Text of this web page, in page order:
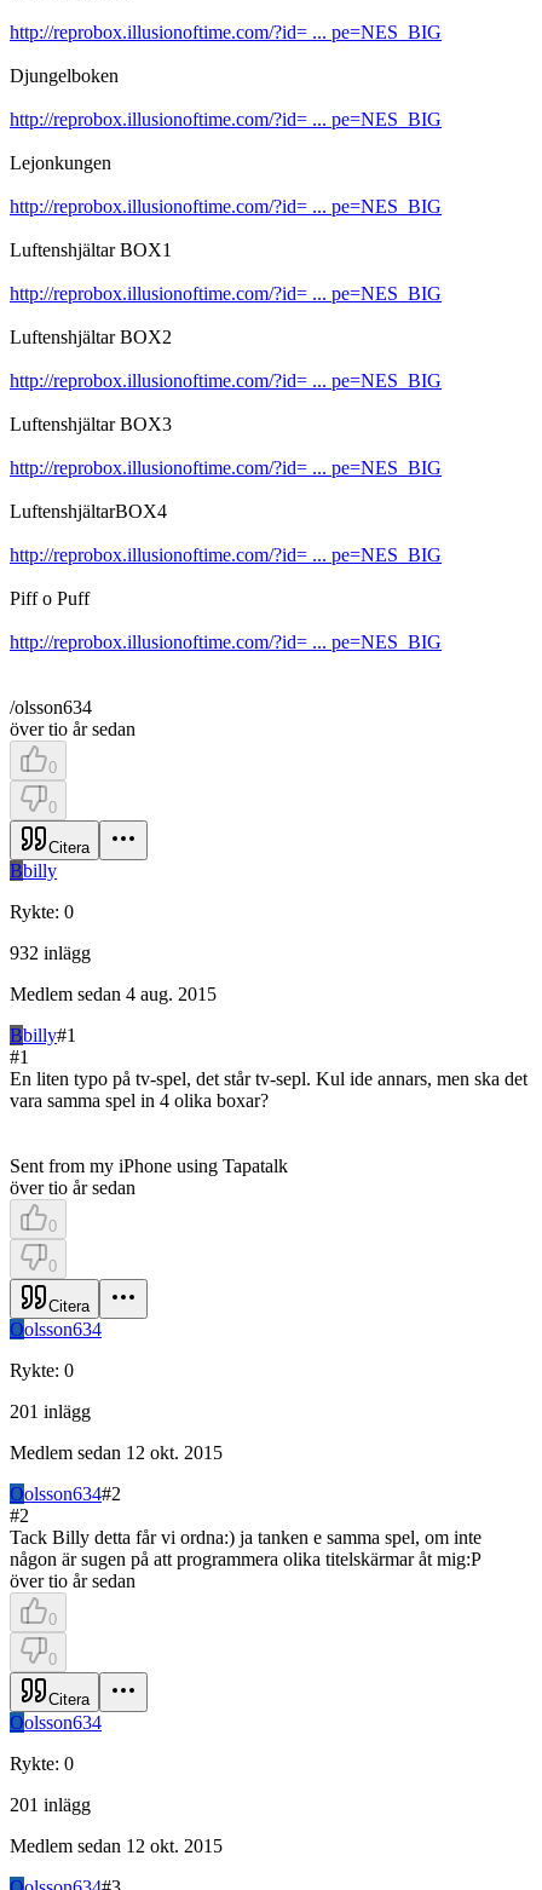
http://reprobox.illusionoftime.com/?id= ... pe=NES_BIG
Djungelboken
http://reprobox.illusionoftime.com/?id= ... pe=NES_BIG
Lejonkungen
http://reprobox.illusionoftime.com/?id= ... pe=NES_BIG
Luftenshjältar BOX1
http://reprobox.illusionoftime.com/?id= ... pe=NES_BIG
Luftenshjältar BOX2
http://reprobox.illusionoftime.com/?id= ... pe=NES_BIG
Luftenshjältar BOX3
http://reprobox.illusionoftime.com/?id= ... pe=NES_BIG
LuftenshjältarBOX4
http://reprobox.illusionoftime.com/?id= ... pe=NES_BIG
Piff o Puff
http://reprobox.illusionoftime.com/?id= ... pe=NES_BIG
/olsson634
över tio år sedan
0
0
Citera
Bbilly
Rykte: 0
932 inlägg
Medlem sedan 4 aug. 2015
Bbilly#1
#1
En liten typo på tv-spel, det står tv-sepl. Kul ide annars, men ska det
vara samma spel in 4 olika boxar?
Sent from my iPhone using Tapatalk
över tio år sedan
0
0
Citera
Oolsson634
Rykte: 0
201 inlägg
Medlem sedan 12 okt. 2015
Oolsson634#2
#2
Tack Billy detta får vi ordna:) ja tanken e samma spel, om inte
någon är sugen på att programmera olika titelskärmar åt mig:P
över tio år sedan
0
0
Citera
Oolsson634
Rykte: 0
201 inlägg
Medlem sedan 12 okt. 2015